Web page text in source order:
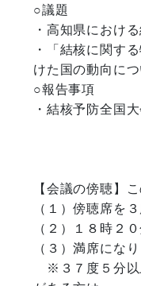
○議題
・高知県におけ
・「結核に関す
けた国の動向につ
○報告事項
・結核予防全国
【会議の傍聴】
（１）傍聴席を
（２）１８時２
（３）満席にな
※３７度５分以